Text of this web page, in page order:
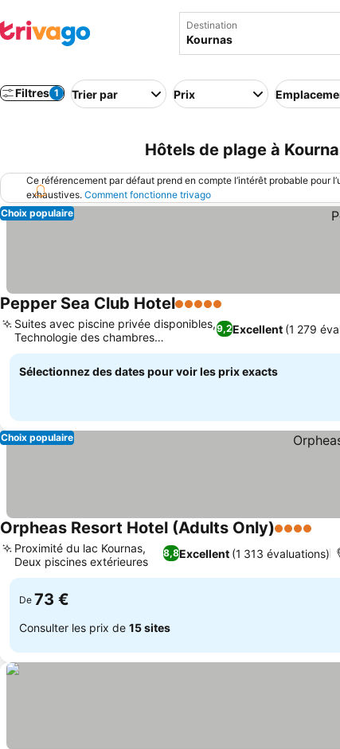
Destination
Filtres 1 Trier par Prix
Hôtels de plage à
Ce référencement par défaut prend en compte l’intérêt probable pour
exhaustives. Comment fonctionne trivago
Choix populaire
Pepper Sea Club Hotel5 Étoiles
9,2Excellent (1 279
Suites avec piscine privée disponibles,
Technologie des chambres
intelligentes
Sélectionnez des dates pour voir les prix exacts
Choix populaire
Orpheas Resort Hotel (Adults Only)4 Étoiles
8,8Excellent (1 313 évaluations)
Proximité du lac Kournas,
Deux piscines extérieures
De 73 €
Consulter les prix de 15 sites